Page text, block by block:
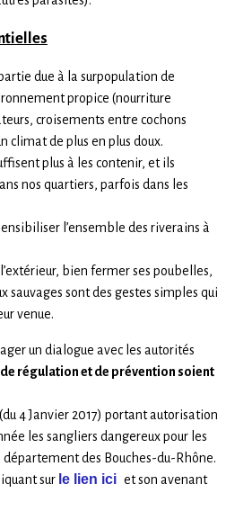
due à la surpopulation de
propice (nourriture
croisements entre cochons
climat de plus en plus doux.
plus à les contenir, et ils
nos quartiers, parfois dans les
l’ensemble des riverains à
bien fermer ses poubelles,
sauvages sont des gestes simples qui
venue.
un dialogue avec les autorités
régulation et de prévention soient
4 Janvier 2017) portant autorisation
les sangliers dangereux pour les
des Bouches-du-Rhône.
sur le lien ici et son avenant